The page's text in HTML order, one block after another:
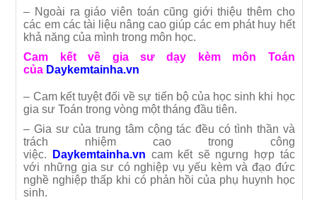
– Ngoài ra giáo viên toán cũng giới thiệu thêm cho
các em các tài liệu nâng cao giúp các em phát huy hết
khả năng của mình trong môn học.
Cam kết về gia sư dạy kèm môn Toán
của Daykemtainha.vn
– Cam kết tuyệt đối về sự tiến bộ của học sinh khi học
gia sư Toán trong vòng một tháng đầu tiên.
– Gia sư của trung tâm cộng tác đều có tình thần và
trách nhiệm cao trong công
việc.
Daykemtainha.vn cam kết sẽ ngưng hợp tác
với những gia sư có nghiệp vụ yếu kèm và đạo đức
nghề nghiệp thấp khi có phản hồi của phụ huynh học
sinh.